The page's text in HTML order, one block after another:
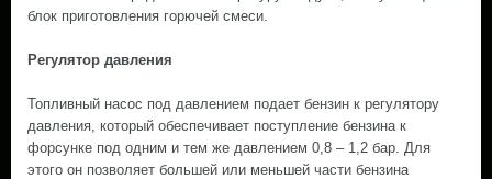
блок приготовления горючей смеси.
Регулятор давления
Топливный насос под давлением подает бензин к регулятору
давления, который обеспечивает поступление бензина к
форсунке под одним и тем же давлением 0,8 – 1,2 бар. Для
этого он позволяет большей или меньшей части бензина